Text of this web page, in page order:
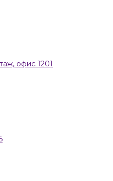
офис 1201